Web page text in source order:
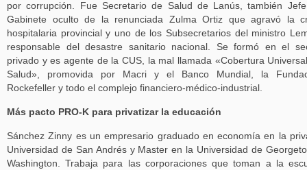
por corrupción. Fue Secretario de Salud de Lanús, también
Gabinete oculto de la renunciada Zulma Ortiz que agravó la
hospitalaria provincial y uno de los Subsecretarios del ministro
responsable del desastre sanitario nacional. Se formó en el
privado y es agente de la CUS, la mal llamada «Cobertura
Salud», promovida por Macri y el Banco Mundial, la
Rockefeller y todo el complejo financiero-médico-industrial.
Más pacto PRO-K para privatizar la educación
Sánchez Zinny es un empresario graduado en economía en la
Universidad de San Andrés y Master en la Universidad de
Washington. Trabaja para las corporaciones que toman a la